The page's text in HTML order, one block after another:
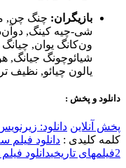
بازیگران: چنگ چن,
شی-چیه کینگ,
ون‌کانگ یوان,
شیائوچونگ جیانگ,
یالون چیائو, نظیف
دانلود و پخش :
پخش آنلاین دانلود:
کلمه کلیدی : دانلود فیلم
2فیلمهای تاریخیدانلود فیلم